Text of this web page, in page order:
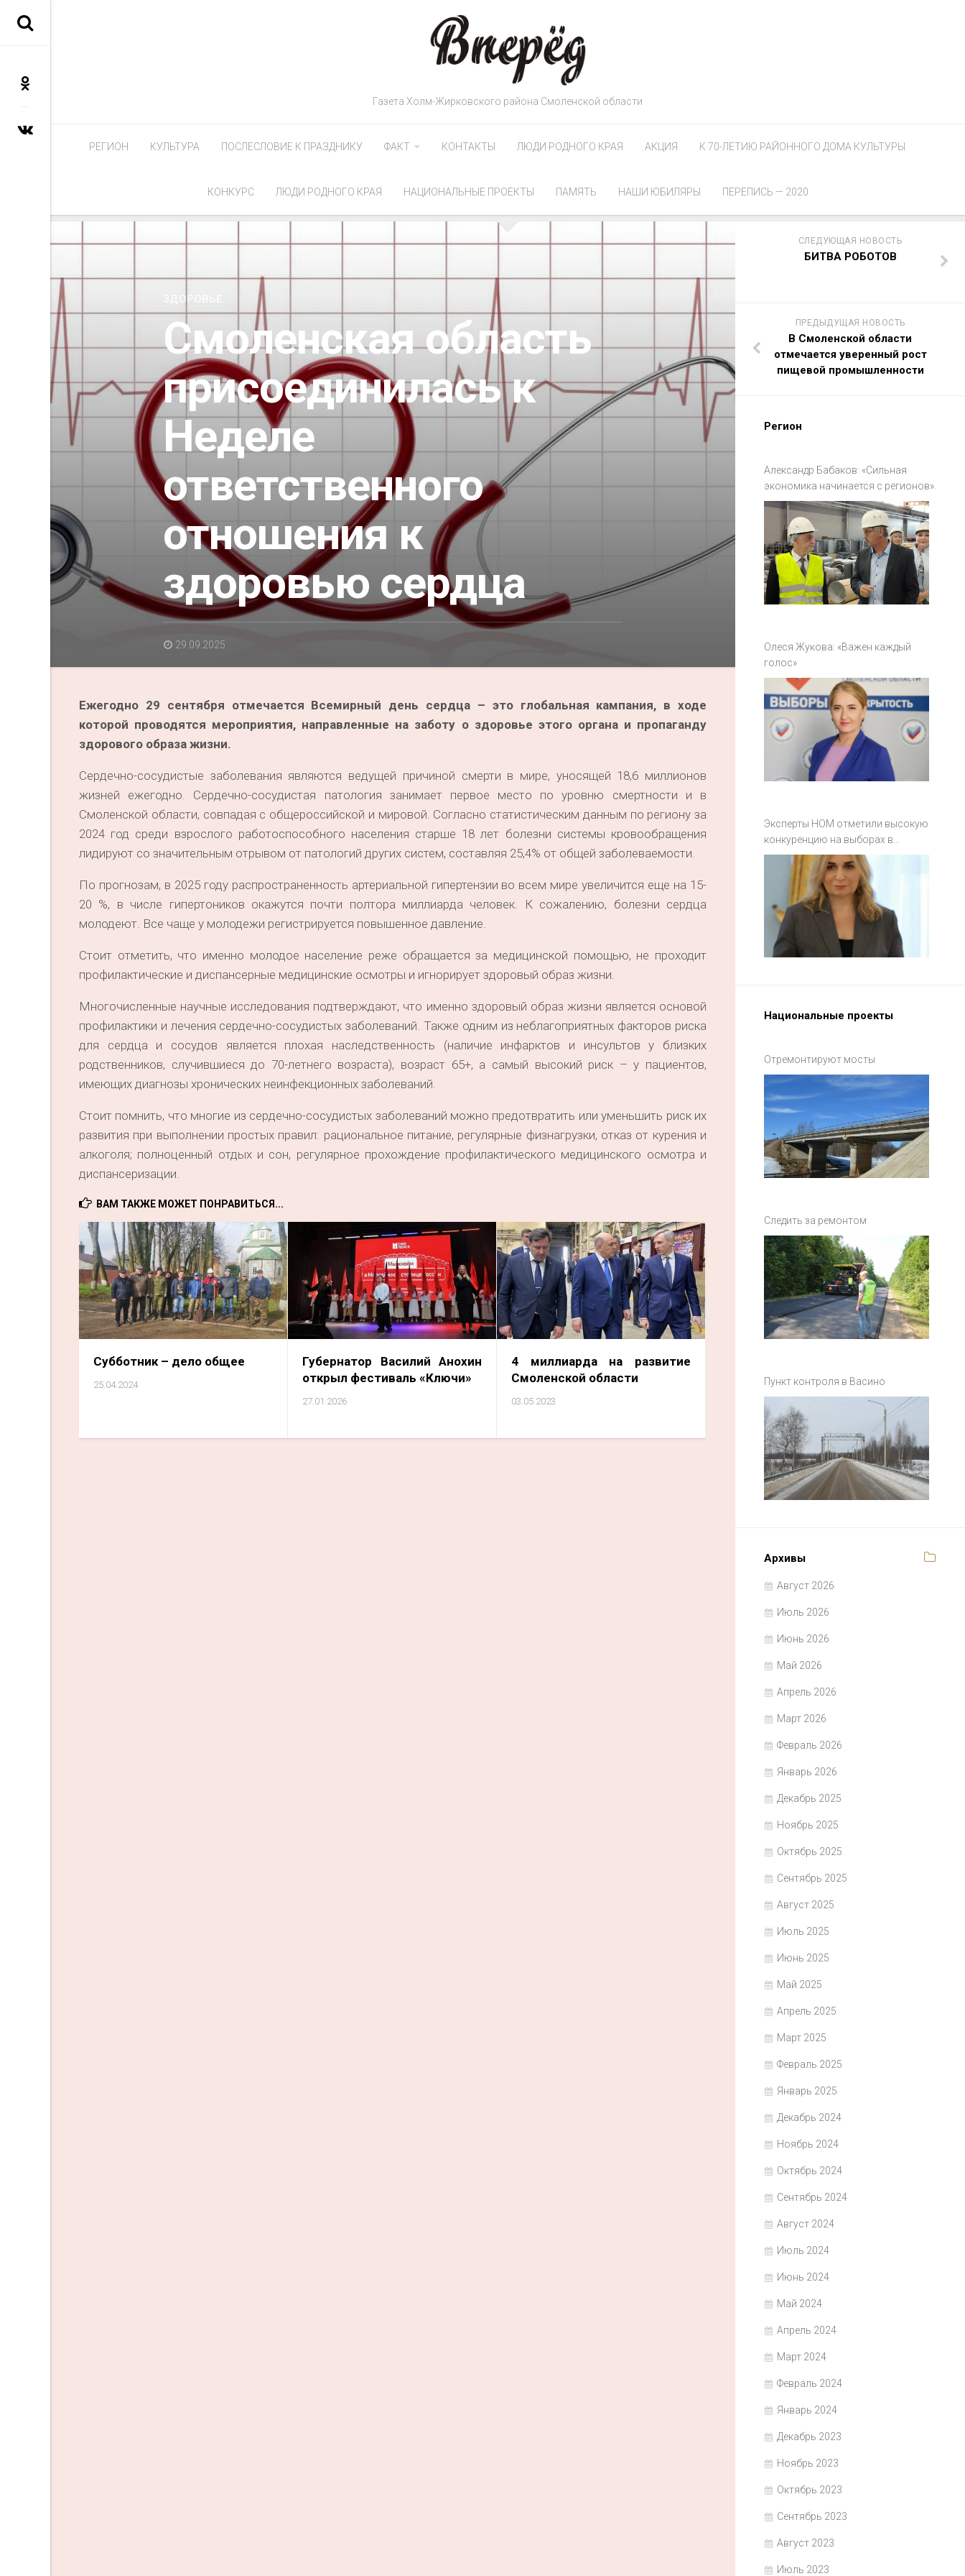
Газета Холм-Жирковского района Смоленской области
РЕГИОН КУЛЬТУРА ПОСЛЕСЛОВИЕ К ПРАЗДНИКУ ФАКТ КОНТАКТЫ ЛЮДИ РОДНОГО КРАЯ АКЦИЯ К 70-ЛЕТИЮ РАЙОННОГО ДОМА КУЛЬТУРЫ
КОНКУРС ЛЮДИ РОДНОГО КРАЯ НАЦИОНАЛЬНЫЕ ПРОЕКТЫ ПАМЯТЬ НАШИ ЮБИЛЯРЫ ПЕРЕПИСЬ — 2020
ЗДОРОВЬЕ
Смоленская область
присоединилась к
Неделе
ответственного
отношения к
здоровью сердца
29.09.2025
Ежегодно 29 сентября отмечается Всемирный день сердца – это глобальная кампания, в ходе
которой проводятся мероприятия, направленные на заботу о здоровье этого органа и пропаганду
здорового образа жизни.
Сердечно-сосудистые заболевания являются ведущей причиной смерти в мире, уносящей 18,6 миллионов
жизней ежегодно. Сердечно-сосудистая патология занимает первое место по уровню смертности и в
Смоленской области, совпадая с общероссийской и мировой. Согласно статистическим данным по региону за
2024 год среди взрослого работоспособного населения старше 18 лет болезни системы кровообращения
лидируют со значительным отрывом от патологий других систем, составляя 25,4% от общей заболеваемости.
По прогнозам, в 2025 году распространенность артериальной гипертензии во всем мире увеличится еще на 15-
20 %, в числе гипертоников окажутся почти полтора миллиарда человек. К сожалению, болезни сердца
молодеют. Все чаще у молодежи регистрируется повышенное давление.
Стоит отметить, что именно молодое население реже обращается за медицинской помощью, не проходит
профилактические и диспансерные медицинские осмотры и игнорирует здоровый образ жизни.
Многочисленные научные исследования подтверждают, что именно здоровый образ жизни является основой
профилактики и лечения сердечно-сосудистых заболеваний. Также одним из неблагоприятных факторов риска
для сердца и сосудов является плохая наследственность (наличие инфарктов и инсультов у близких
родственников, случившиеся до 70-летнего возраста), возраст 65+, а самый высокий риск – у пациентов,
имеющих диагнозы хронических неинфекционных заболеваний.
Стоит помнить, что многие из сердечно-сосудистых заболеваний можно предотвратить или уменьшить риск их
развития при выполнении простых правил: рациональное питание, регулярные физнагрузки, отказ от курения и
алкоголя; полноценный отдых и сон, регулярное прохождение профилактического медицинского осмотра и
диспансеризации.
ВАМ ТАКЖЕ МОЖЕТ ПОНРАВИТЬСЯ...
Субботник – дело общее
25.04.2024
Губернатор Василий Анохин
открыл фестиваль «Ключи»
27.01.2026
4 миллиарда на развитие
Смоленской области
03.05.2023
СЛЕДУЮЩАЯ НОВОСТЬ
БИТВА РОБОТОВ
ПРЕДЫДУЩАЯ НОВОСТЬ
В Смоленской области
отмечается уверенный рост
пищевой промышленности
Регион
Александр Бабаков: «Сильная
экономика начинается с регионов».
Олеся Жукова: «Важен каждый
голос»
Эксперты НОМ отметили высокую
конкуренцию на выборах в
Смоленской области
Национальные проекты
Отремонтируют мосты
Следить за ремонтом
Пункт контроля в Васино
Архивы
Август 2026
Июль 2026
Июнь 2026
Май 2026
Апрель 2026
Март 2026
Февраль 2026
Январь 2026
Декабрь 2025
Ноябрь 2025
Октябрь 2025
Сентябрь 2025
Август 2025
Июль 2025
Июнь 2025
Май 2025
Апрель 2025
Март 2025
Февраль 2025
Январь 2025
Декабрь 2024
Ноябрь 2024
Октябрь 2024
Сентябрь 2024
Август 2024
Июль 2024
Июнь 2024
Май 2024
Апрель 2024
Март 2024
Февраль 2024
Январь 2024
Декабрь 2023
Ноябрь 2023
Октябрь 2023
Сентябрь 2023
Август 2023
Июль 2023